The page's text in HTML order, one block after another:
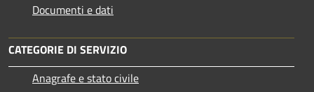
Documenti e dati
CATEGORIE DI SERVIZIO
Anagrafe e stato civile